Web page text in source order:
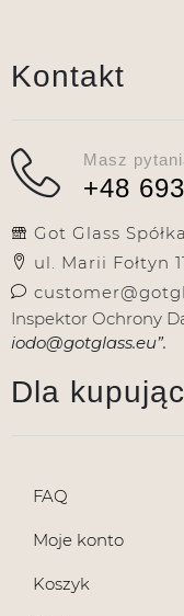
Kontakt
Masz
+48
Got Glass
ul. Marii Fołtyn
Inspektor Ochrony
iodo@gotglass.eu”.
Dla
FAQ
Moje konto
Koszyk